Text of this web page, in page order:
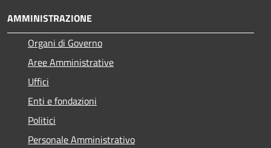
AMMINISTRAZIONE
Organi di Governo
Aree Amministrative
Uffici
Enti e fondazioni
Politici
Personale Amministrativo